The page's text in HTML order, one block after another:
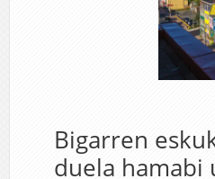
Bigarren
duela hamabi